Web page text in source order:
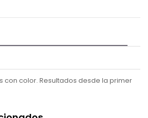
con color. Resultados desde la primer